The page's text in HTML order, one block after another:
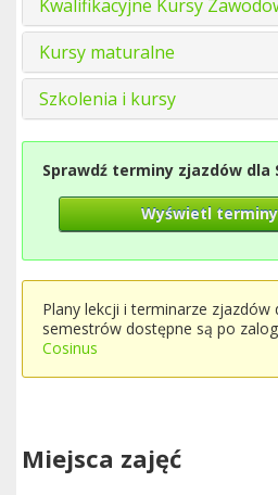
Kwalifikacyjne Kursy
Kursy maturalne
Szkolenia i kursy
Sprawdź terminy zjazdów dla
Wyświetl
Plany lekcji i terminarze zjazdów
semestrów dostępne są po
Cosinus
Miejsca zajęć